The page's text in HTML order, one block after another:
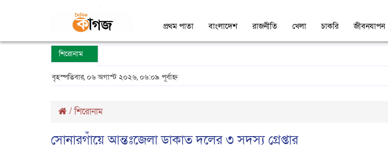
প্রথম পাতা বাংলাদেশ রাজনীতি খেলা চাকরি জীবনযাপন
শিরোনাম
বৃহস্পতিবার, ০৬ অগাস্ট ২০২৬, ০৬:০৯ পূর্বাহ্ন
/শিরোনাম
সোনারগাঁয়ে আন্তঃজেলা ডাকাত দলের ৩ সদস্য গ্রেপ্তার